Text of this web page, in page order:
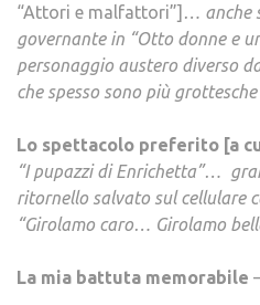
“Attori e malfattori”] … anche
governante in “Otto donne e
personaggio austero diverso
che spesso sono più
Lo spettacolo preferito [a
“I pupazzi di Enrichetta”…
ritornello salvato sul cellulare
“Girolamo caro… Girolamo
La mia battuta memorabile